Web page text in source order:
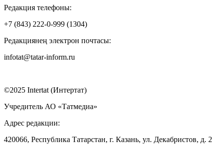
Редакция телефоны:
+7 (843) 222-0-999 (1304)
Редакциянең электрон почтасы:
infotat@tatar-inform.ru
©2025 Intertat (Интертат)
Учредитель АО «Татмедиа»
Адрес редакции:
420066, Республика Татарстан, г. Казань, ул. Декабристов, д. 2